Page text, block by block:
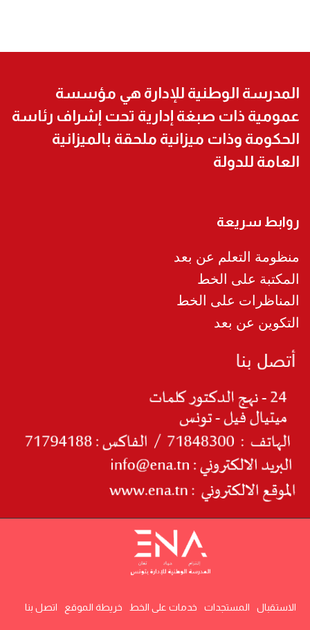
المدرسة الوطنية للإدارة هي مؤسسة
عمومية ذات صبغة إدارية تحت إشراف رئاسة
الحكومة وذات ميزانية ملحقة بالميزانية
العامة للدولة
روابط سريعة
منظومة التعلم عن بعد
المكتبة على الخط
المناظرات على الخط
التكوين عن بعد
الاستقبال المستجدات خدمات على الخط خريطة الموقع اتصل بنا